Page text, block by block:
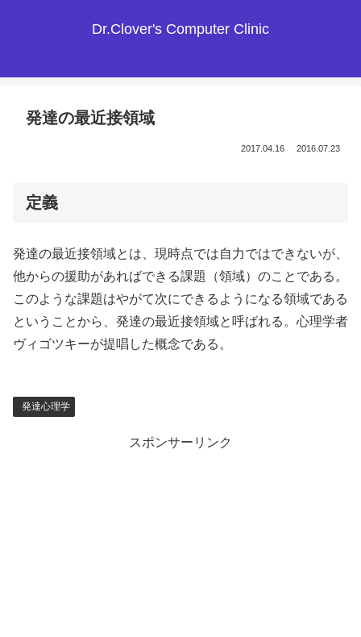
Dr.Clover's Computer Clinic
発達の最近接領域
2017.04.16 2016.07.23
定義
発達の最近接領域とは、現時点では自力ではできないが、
他からの援助があればできる課題（領域）のことである。
このような課題はやがて次にできるようになる領域である
ということから、発達の最近接領域と呼ばれる。心理学者
ヴィゴツキーが提唱した概念である。
発達心理学
スポンサーリンク